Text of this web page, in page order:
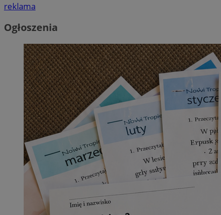
reklama
Ogłoszenia